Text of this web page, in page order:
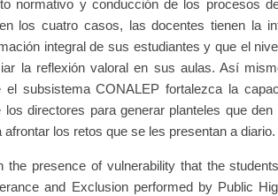
normativo y conducción de los procesos
los cuatro casos, las docentes tienen la
integral de sus estudiantes y que el
la reflexión valoral en sus aulas. Así
el subsistema CONALEP fortalezca la
los directores para generar planteles que
afrontar los retos que se les presentan a diario.
the presence of vulnerability that the
and Exclusion performed by Public